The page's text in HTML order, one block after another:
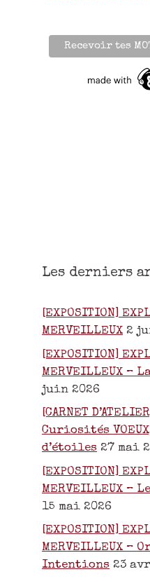
Les derniers
[EXPOSITION]
MERVEILLEUX 2
[EXPOSITION]
MERVEILLEUX –
juin 2026
[CARNET
Curiosités
d’étoiles 27 mai
[EXPOSITION]
MERVEILLEUX –
15 mai 2026
[EXPOSITION]
MERVEILLEUX –
Intentions 23